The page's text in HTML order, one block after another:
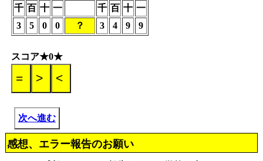
千 百 十 一 千 百 十 一
3
5 0 0 ？ 3 4 9 9
スコア★0★
次へ進む
感想、エラー報告のお願い